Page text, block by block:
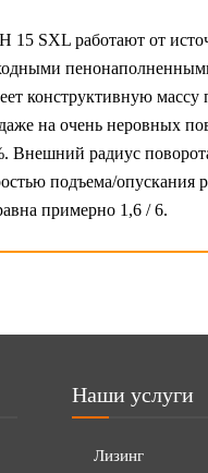
15 SXL работают от
конструктивную
на очень неровных
Внешний радиус
подъема/
примерно 1,6 / 6.
Наши услуги
Лизинг